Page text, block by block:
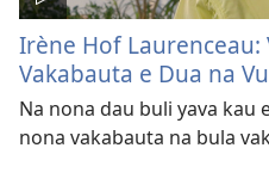
Irène Hof Laurenceau:
Vakabauta e Dua na
Na nona dau buli yava kau
nona vakabauta na bula